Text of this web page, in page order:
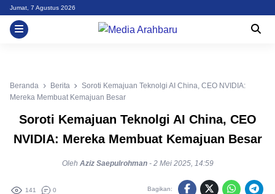
Skip
content
Jumat, 7 Agustus 2026
Beranda Berita
Soroti Kemajuan Teknolgi AI China, CEO NVIDIA:
Mereka Membuat Kemajuan Besar
Soroti Kemajuan Teknolgi AI China, CEO
NVIDIA: Mereka Membuat Kemajuan Besar
Oleh Aziz Saepulrohman - 2 Mei 2025, 14:59
141 0 Bagikan: